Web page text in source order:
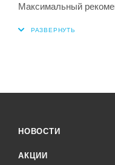
Максимальный
НОВОСТИ
АКЦИИ